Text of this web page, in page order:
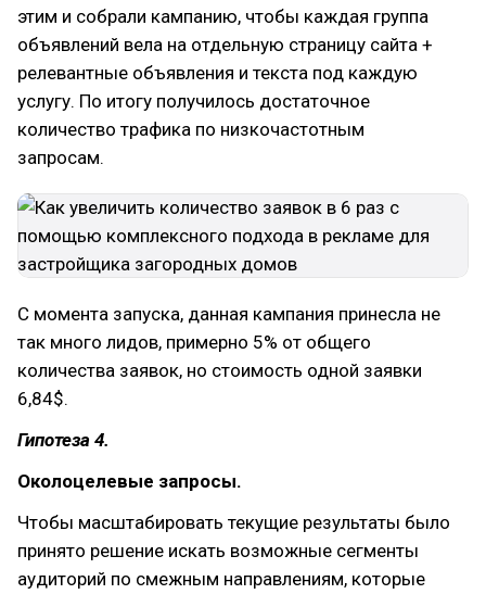
этим и собрали кампанию, чтобы каждая группа
объявлений вела на отдельную страницу сайта +
релевантные объявления и текста под каждую
услугу. По итогу получилось достаточное
количество трафика по низкочастотным
запросам.
С момента запуска, данная кампания принесла не
так много лидов, примерно 5% от общего
количества заявок, но стоимость одной заявки
6,84$.
Гипотеза 4.
Околоцелевые запросы.
Чтобы масштабировать текущие результаты было
принято решение искать возможные сегменты
аудиторий по смежным направлениям, которые